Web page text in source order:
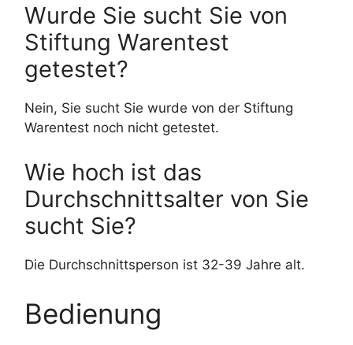
Wurde Sie sucht Sie von
Stiftung Warentest
getestet?
Nein, Sie sucht Sie wurde von der Stiftung
Warentest noch nicht getestet.
Wie hoch ist das
Durchschnittsalter von Sie
sucht Sie?
Die Durchschnittsperson ist 32-39 Jahre alt.
Bedienung